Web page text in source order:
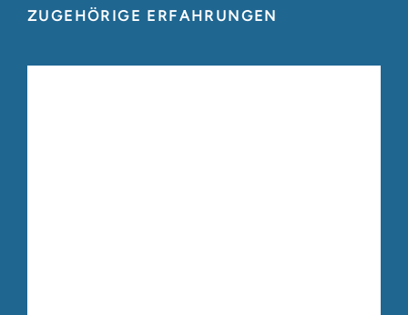
ZUGEHÖRIGE ERFAHRUNGEN